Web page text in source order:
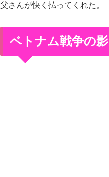
父さんが快く払ってくれた。
ベトナム戦争の影